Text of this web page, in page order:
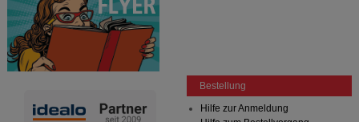
Bestellung
Hilfe zur Anmeldung